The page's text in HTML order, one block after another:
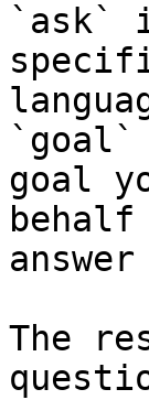
`ask`
`goal`
goal
The